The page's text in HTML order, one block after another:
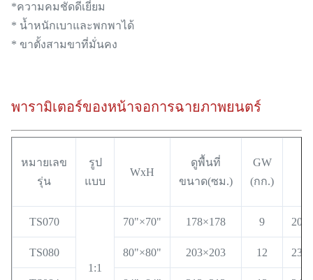
*ความคมชัดดีเยี่ยม
* น้ำหนักเบาและพกพาได้
* ขาตั้งสามขาที่มั่นคง
พารามิเตอร์ของหน้าจอการฉายภาพยนตร์
หมายเลข
รุ่น
รูป
แบบ
WxH
ดูพื้นที่
ขนาด(ซม.)
GW
(กก.)
TS070
1:1
70"×70" 178×178 9
TS080 80"×80" 203×203 12